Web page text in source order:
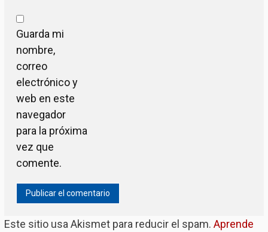
Guarda mi
nombre,
correo
electrónico y
web en este
navegador
para la próxima
vez que
comente.
Este sitio usa Akismet para reducir el spam. Aprende